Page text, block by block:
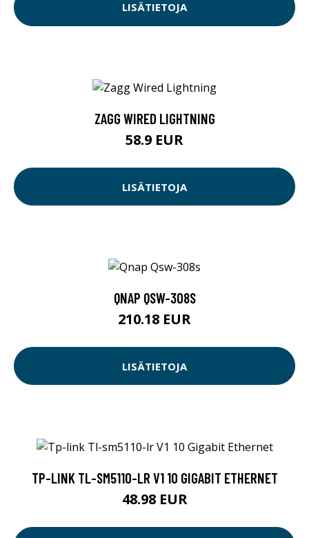
LISÄTIETOJA
ZAGG WIRED LIGHTNING
58.9 EUR
LISÄTIETOJA
QNAP QSW-308S
210.18 EUR
LISÄTIETOJA
TP-LINK TL-SM5110-LR V1 10 GIGABIT ETHERNET
48.98 EUR